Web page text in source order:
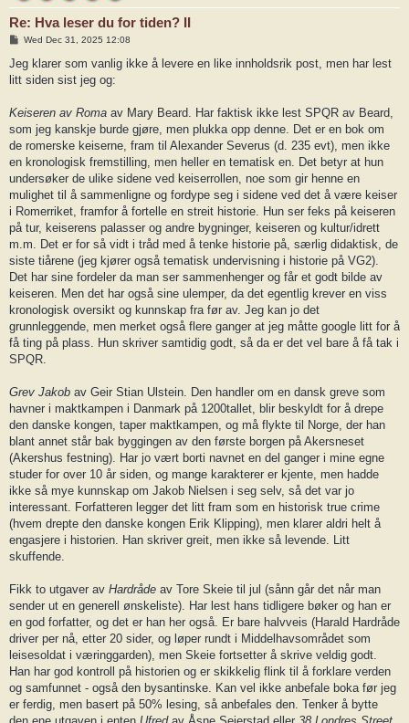
Re: Hva leser du for tiden? II
P
s
Wed Dec 31, 2025 12:08
Jeg klarer som vanlig ikke å levere en like innholdsrik post, men har lest
litt siden sist jeg og:
Keiseren av Roma av Mary Beard. Har faktisk ikke lest SPQR av Beard,
som jeg kanskje burde gjøre, men plukka opp denne. Det er en bok om
de romerske keiserne, fram til Alexander Severus (d. 235 evt), men ikke
en kronologisk fremstilling, men heller en tematisk en. Det betyr at hun
undersøker de ulike sidene ved keiserrollen, noe som gir henne en
mulighet til å sammenligne og fordype seg i sidene ved det å være keiser
i Romerriket, framfor å fortelle en streit historie. Hun ser feks på keiseren
på tur, keiserens palasser og andre bygninger, keiseren og kultur/idrett
m.m. Det er for så vidt i tråd med å tenke historie på, særlig didaktisk, de
siste tiårene (jeg kjører også tematisk undervisning i historie på VG2).
Det har sine fordeler da man ser sammenhenger og får et godt bilde av
keiseren. Men det har også sine ulemper, da det egentlig krever en viss
kronologisk oversikt og kunnskap fra før av. Jeg kan jo det
grunnleggende, men merket også flere ganger at jeg måtte google litt for å
få ting på plass. Hun skriver samtidig godt, så da er det vel bare å få tak i
SPQR.
Grev Jakob av Geir Stian Ulstein. Den handler om en dansk greve som
havner i maktkampen i Danmark på 1200tallet, blir beskyldt for å drepe
den danske kongen, taper maktkampen, og må flykte til Norge, der han
blant annet står bak byggingen av den første borgen på Akersneset
(Akershus festning). Har jo vært borti navnet en del ganger i mine egne
studer for over 10 år siden, og mange karakterer er kjente, men hadde
ikke så mye kunnskap om Jakob Nielsen i seg selv, så det var jo
interessant. Forfatteren legger det litt fram som en historisk true crime
(hvem drepte den danske kongen Erik Klipping), men klarer aldri helt å
engasjere i historien. Han skriver greit, men ikke så levende. Litt
skuffende.
Fikk to utgaver av Hardråde av Tore Skeie til jul (sånn går det når man
sender ut en generell ønskeliste). Har lest hans tidligere bøker og han er
en god forfatter, og det er han her også. Er bare halvveis (Harald Hardråde
driver per nå, etter 20 sider, og løper rundt i Middelhavsområdet som
leisesoldat i væringgarden), men Skeie fortsetter å skrive veldig godt.
Han har god kontroll på historien og er skikkelig flink til å forklare verden
og samfunnet - også den bysantinske. Kan vel ikke anbefale boka før jeg
er ferdig, men basert på 50% lesing, så anbefales den. Tenker å bytte